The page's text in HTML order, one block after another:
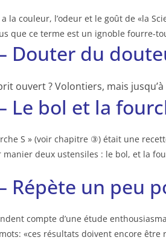
la couleur, l’odeur et le goût de «la
que ce terme est un ignoble fourre-
Douter du
ouvert ? Volontiers, mais
Le bol et la
S » (voir chapitre ③) était une
manier deux ustensiles : le bol, et la
Répète un peu
compte d’une étude
«ces résultats doivent encore